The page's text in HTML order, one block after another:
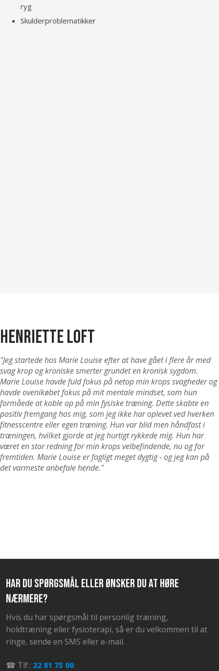
ryg
Skulderproblematikker
Henriette Loft
"Jeg startede hos Marie Louise efter at have gået i flere år med
svag krop og kroniske smerter grundet en kronisk sygdom.
Marie Louise havde fuld fokus på netop min krops svagheder og
havde ovenikøbet fokus på mit mentale mindset, som hun
formåede at koble op på min fysiske træning. Dette skabte en
positiv fremgang hos mig, som jeg ikke har oplevet ved hverken
fitnesscentre eller egen træning. Hun var blid men håndfast i
træningen, hvilket gjorde at jeg hurtigt rykkede mig. Hun har
været en stor redning for min krops velbefindende, nu og for
fremtiden. Marie Louise er fagligt meget dygtig - og jeg kan på
det varmeste anbefale hende."
​Har du spørgsmål eller ønsker du at høre
nærmere?​
​Hvis du har spørgsmål til personlig træning,
holdtræning eller fysioterapi, så er du velkommen til at
ringe, sende en SMS eller e-mail.
☎ Tlf.: 22 81 75 00